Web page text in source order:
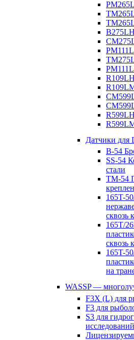
Датчики для
B-54
SS-54
стали
TM-54
165T-
сквозь
165T/
сквозь
165T-
на
WASSP —
F3X (L) для
F3 для
S3 для
исследований